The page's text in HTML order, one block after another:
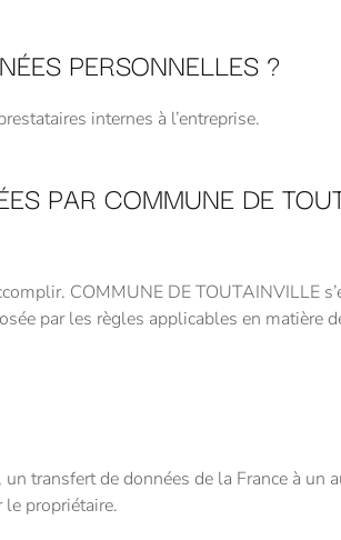
PERSONNELLES ?
internes à l’entreprise.
PAR COMMUNE DE
COMMUNE DE TOUTAINVILLE
par les règles applicables en matière
transfert de données de la France à un
propriétaire.